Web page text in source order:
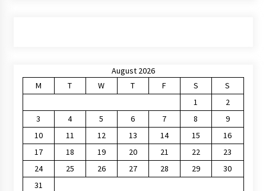
August 2026
M
T W T F S
S
1
2
3
4 5 6 7 8
9
10
11 12 13 14 15
16
17
18 19 20 21 22
23
24
25 26 27 28 29
30
31